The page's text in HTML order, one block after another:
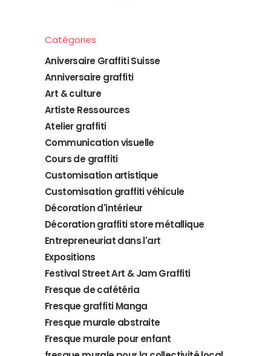
Catégories
Aniversaire Graffiti Suisse
Anniversaire graffiti
Art & culture
Artiste Ressources
Atelier graffiti
Communication visuelle
Cours de graffiti
Customisation artistique
Customisation graffiti véhicule
Décoration d'intérieur
Décoration graffiti store métallique
Entrepreneuriat dans l'art
Expositions
Festival Street Art & Jam Graffiti
Fresque de cafétéria
Fresque graffiti Manga
Fresque murale abstraite
Fresque murale pour enfant